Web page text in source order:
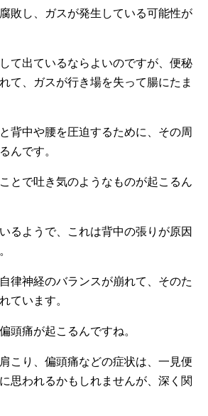
敗し、ガスが発生している可能性が
て出ているならよいのですが、便秘
て、ガスが行き場を失って腸にたま
背中や腰を圧迫するために、その周
んです。
とで吐き気のようなものが起こるん
るようで、これは背中の張りが原因
律神経のバランスが崩れて、そのた
ています。
頭痛が起こるんですね。
こり、偏頭痛などの症状は、一見便
思われるかもしれませんが、深く関